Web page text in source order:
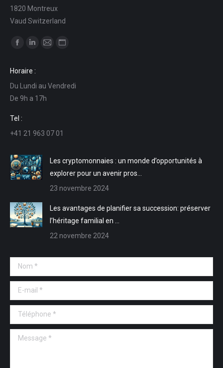
1820 Montreux
Vaud Switzerland
Trouvez nous sur :
Facebook
s'ouvre
dans
une
LinkedIn
s'ouvre
dans
mail Web
Horaire :
Du Lundi au Vendredi
De 9h a 17h
Tel :
+41 21 963 07 01
Les cryptomonnaies : un monde d’opportunités à
explorer pour un avenir pros…
23 novembre 2024
Les avantages de planifier sa succession: préserver
l’héritage familial en …
22 novembre 2024
Nom *
E-mail *
Téléphone *
Message *